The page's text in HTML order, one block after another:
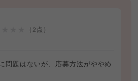
（2点）
問題はないが、応募方法がややめ